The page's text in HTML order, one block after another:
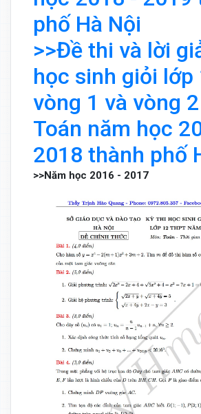
phố Hà Nội
>>Đề thi và lời
học sinh giỏi lớp
vòng 1 và vòng
Toán năm học
2018 thành phố
>>Năm học 2016 - 2017